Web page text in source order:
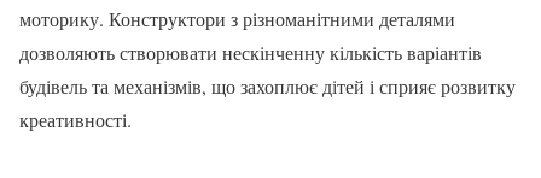
моторику. Конструктори з різноманітними деталями
дозволяють створювати нескінченну кількість варіантів
будівель та механізмів, що захоплює дітей і сприяє розвитку
креативності.